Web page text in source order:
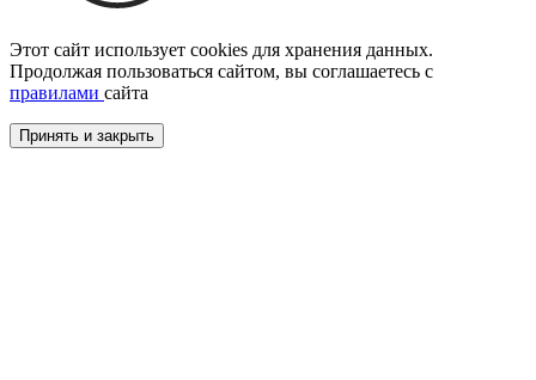
Этот сайт использует cookies для хранения данных.
Продолжая пользоваться сайтом, вы соглашаетесь с
правилами сайта
Принять и закрыть